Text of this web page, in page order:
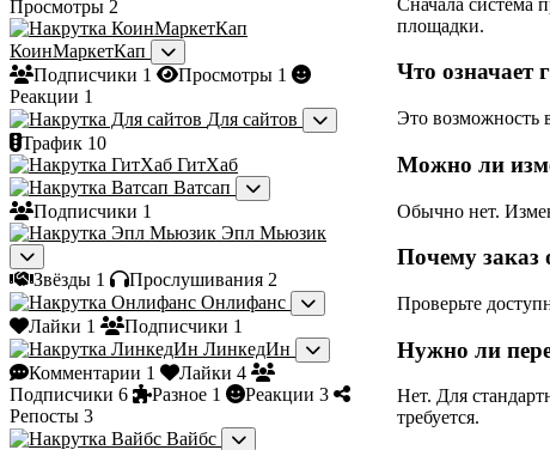
Просмотры 2
КоинМаркетКап
Подписчики 1 Просмотры 1
Реакции 1
Для сайтов
Трафик 10
ГитХаб
Ватсап
Подписчики 1
Эпл Мьюзик
Звёзды 1 Прослушивания 2
Онлифанс
Лайки 1 Подписчики 1
ЛинкедИн
Комментарии 1 Лайки 4
Подписчики 6 Разное 1 Реакции 3
Репосты 3
Вайбс
площадки.
Что означает
Это возможность
Можно ли
Обычно нет.
Почему заказ
Проверьте
Нужно ли
Нет. Для
требуется.